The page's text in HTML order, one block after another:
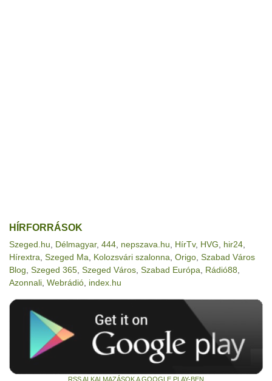
HÍRFORRÁSOK
Szeged.hu Délmagyar, 444 nepszava.hu HírTv, HVG hir24
Hírextra Szeged Ma Kolozsvári szalonna Origo Szabad Város
Blog Szeged 365 Szeged Város Szabad Európa Rádió88
Azonnali Webrádió index.hu
RSS ALKALMAZÁSOK A GOOGLE PLAY-BEN